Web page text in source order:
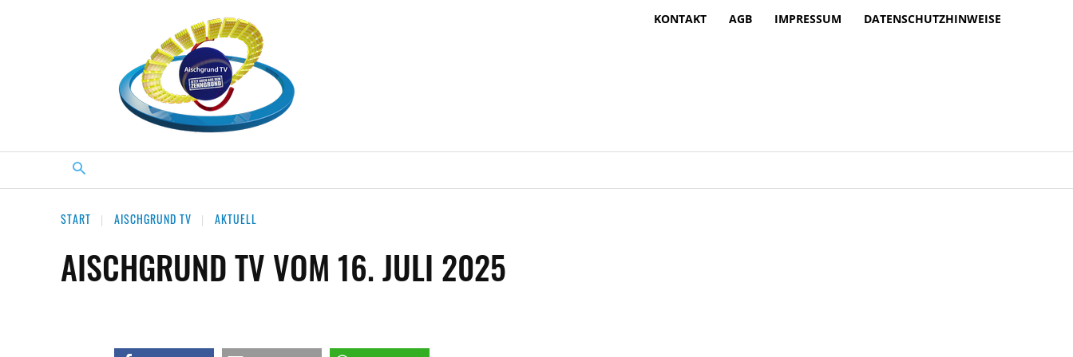
KONTAKT AGB IMPRESSUM DATENSCHUTZHINWEISE
START AISCHGRUND TV AKTUELL
AISCHGRUND TV VOM 16. JULI 2025